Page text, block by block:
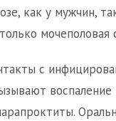
как у мужчин,
мочеполовая
с